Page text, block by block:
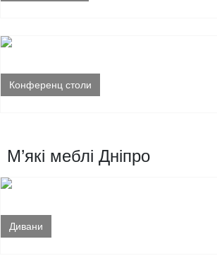
Конференц столи
М’які меблі Дніпро
Дивани